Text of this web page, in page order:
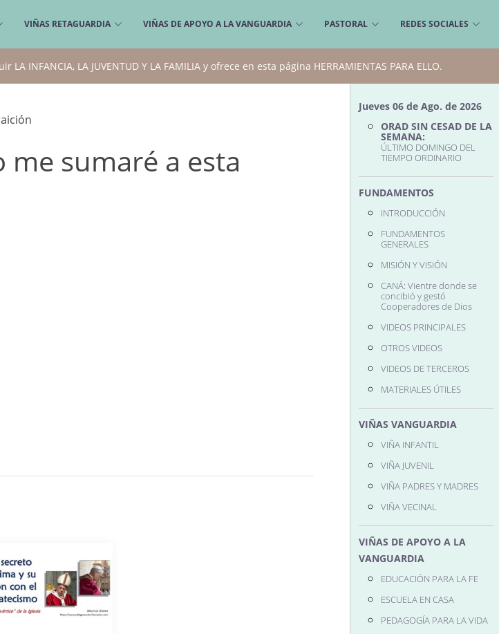
VIÑAS RETAGUARDIA VIÑAS DE APOYO A LA VANGUARDIA PASTORAL REDES SOCIALES
INFANCIA, LA JUVENTUD Y LA FAMILIA y ofrece en esta página HERRAMIENTAS PARA ELLO.
me sumaré a esta
Jueves 06 de Ago. de 2026
ORAD SIN CESAD DE LA
SEMANA:
ÚLTIMO DOMINGO DEL
TIEMPO ORDINARIO
FUNDAMENTOS
INTRODUCCIÓN
FUNDAMENTOS
GENERALES
MISIÓN Y VISIÓN
CANÁ: Vientre donde se
concibió y gestó
Cooperadores de Dios
VIDEOS PRINCIPALES
OTROS VIDEOS
VIDEOS DE TERCEROS
MATERIALES ÚTILES
VIÑAS VANGUARDIA
VIÑA INFANTIL
VIÑA JUVENIL
VIÑA PADRES Y MADRES
VIÑA VECINAL
VIÑAS DE APOYO A LA
VANGUARDIA
EDUCACIÓN PARA LA FE
ESCUELA EN CASA
PEDAGOGÍA PARA LA VIDA